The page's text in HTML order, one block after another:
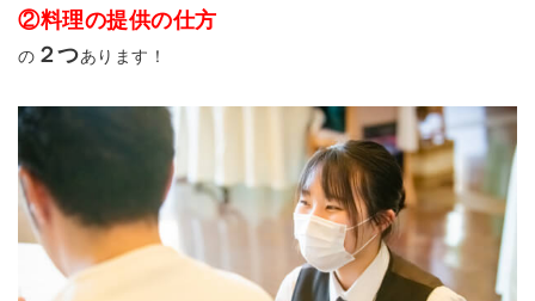
②料理の提供の仕方
の ２つあります！